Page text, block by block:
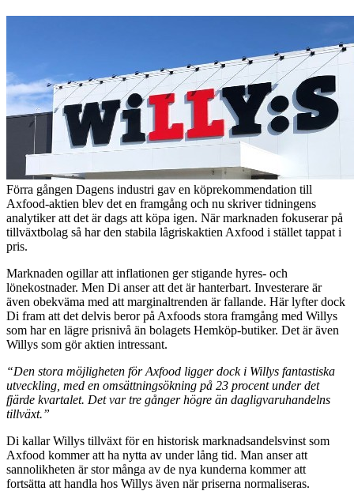
Förra gången Dagens industri gav en köprekommendation till
Axfood-aktien blev det en framgång och nu skriver tidningens
analytiker att det är dags att köpa igen. När marknaden fokuserar på
tillväxtbolag så har den stabila lågriskaktien Axfood i stället tappat i
pris.
Marknaden ogillar att inflationen ger stigande hyres- och
lönekostnader. Men Di anser att det är hanterbart. Investerare är
även obekväma med att marginaltrenden är fallande. Här lyfter dock
Di fram att det delvis beror på Axfoods stora framgång med Willys
som har en lägre prisnivå än bolagets Hemköp-butiker. Det är även
Willys som gör aktien intressant.
“Den stora möjligheten för Axfood ligger dock i Willys fantastiska
utveckling, med en omsättningsökning på 23 procent under det
fjärde kvartalet. Det var tre gånger högre än dagligvaruhandelns
tillväxt.”
Di kallar Willys tillväxt för en historisk marknadsandelsvinst som
Axfood kommer att ha nytta av under lång tid. Man anser att
sannolikheten är stor många av de nya kunderna kommer att
fortsätta att handla hos Willys även när priserna normaliseras.